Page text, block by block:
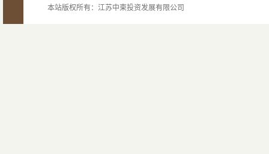
本站版权所有：江苏中柬投资发展有限公司